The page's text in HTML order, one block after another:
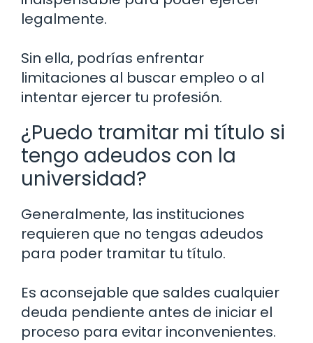
legalmente.
Sin ella, podrías enfrentar
limitaciones al buscar empleo o al
intentar ejercer tu profesión.
¿Puedo tramitar mi título si
tengo adeudos con la
universidad?
Generalmente, las instituciones
requieren que no tengas adeudos
para poder tramitar tu título.
Es aconsejable que saldes cualquier
deuda pendiente antes de iniciar el
proceso para evitar inconvenientes.